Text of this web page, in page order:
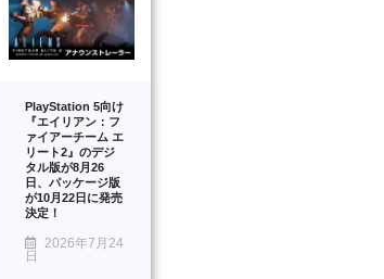
PlayStation 5向け
『エイリアン：フ
ァイアーチーム エ
リート2』のデジ
タル版が8月26
日、パッケージ版
が10月22日に発売
決定！
2026年7月24
日